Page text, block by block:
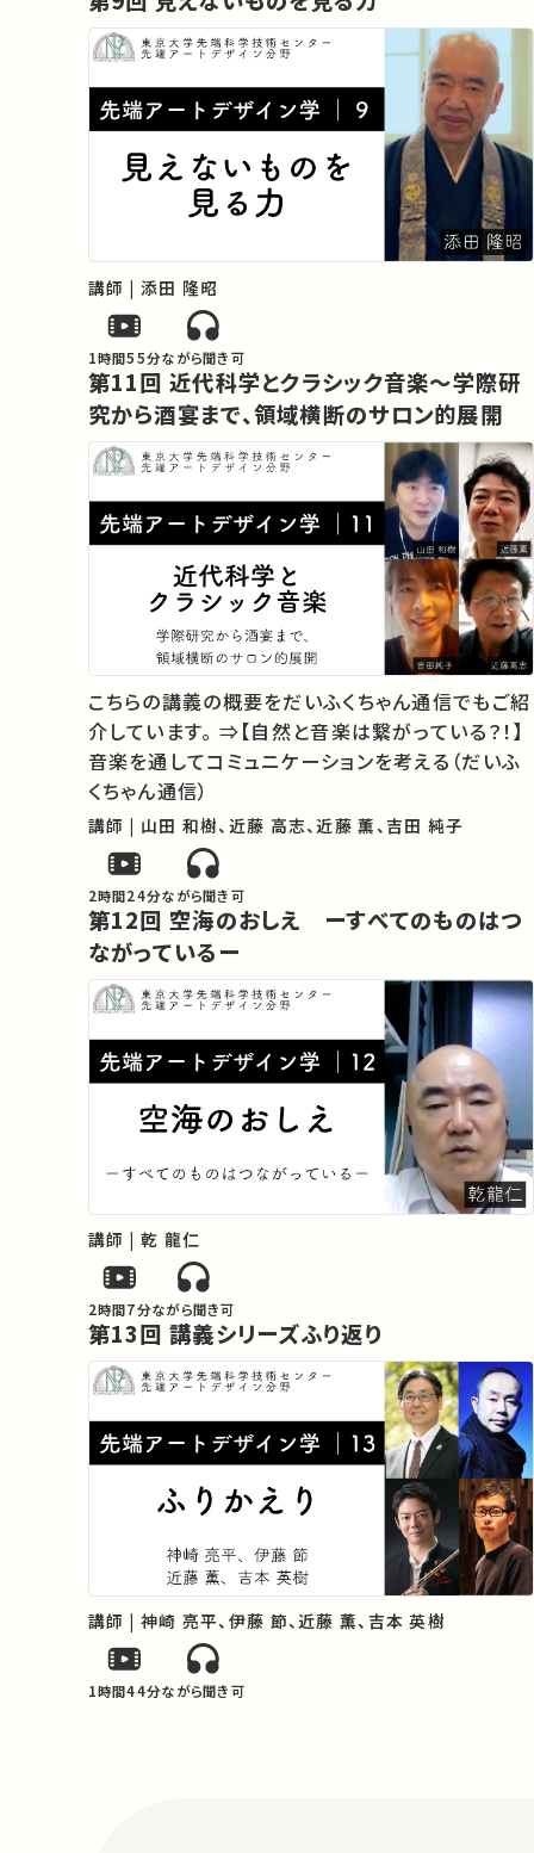
講師 | 添田 隆昭
1時間55分ながら聞き可
第11回 近代科学とクラシック音楽～学際研
究から酒宴まで、領域横断のサロン的展開
こちらの講義の概要をだいふくちゃん通信でもご紹
介しています。 ⇒【自然と音楽は繋がっている？！】
音楽を通してコミュニケーションを考える（だいふ
くちゃん通信）
講師 | 山田 和樹、近藤 高志、近藤 薫、吉田 純子
2時間24分ながら聞き可
第12回 空海のおしえ ーすべてのものはつ
ながっているー
講師 | 乾 龍仁
2時間7分ながら聞き可
第13回 講義シリーズふり返り
講師 | 神崎 亮平、伊藤 節、近藤 薫、吉本 英樹
1時間44分ながら聞き可